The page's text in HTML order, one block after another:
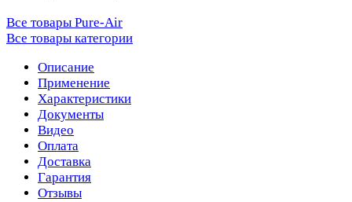
Все товары Pure-Air
Все товары категории
Описание
Применение
Характеристики
Документы
Видео
Оплата
Доставка
Гарантия
Отзывы